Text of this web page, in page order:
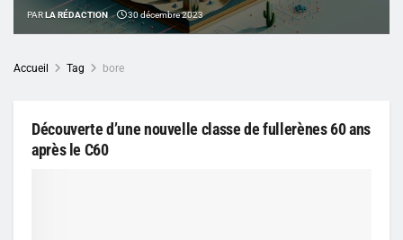
PARLA RÉDACTION 30 décembre 2023
Accueil Tag bore
Découverte d’une nouvelle classe de fullerènes 60 ans
après le C60